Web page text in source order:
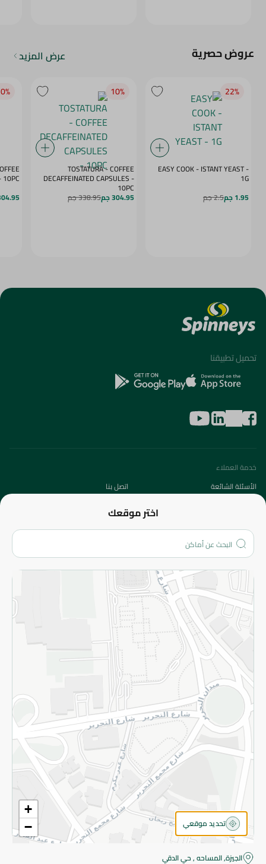
عروض حصرية عرض المزيد
22‎%‎
EASY COOK - ISTANT YEAST -
1G
1.95 جم
2.5 جم
10‎%‎
TOSTATURA - COFFEE
DECAFFEINATED CAPSULES -
10PC
304.95 جم 338.95 جم
VANILLA - 10PC
304.95
اختر موقعك
+
−
تحديد موقعي
الجيزة, المساحه , حي الدقي
تحميل تطبيقنا
خدمة العملاء
الأسئلة الشائعة
اتصل بنا
من نحن؟
الفروع
المزيد
الاسترجاع
سياسة الاستخدام
سياسة الخصوصية
قم بالتسجيل للنشرة
©2026 - Spinneys | جميع الحقوق محفوظة